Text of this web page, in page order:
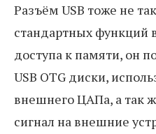
Разъём USB тоже не
стандартных функций
доступа к памяти, он
USB OTG диски,
внешнего ЦАПа, а так
сигнал на внешние